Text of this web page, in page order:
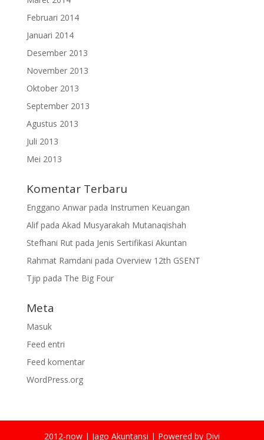
Februari 2014
Januari 2014
Desember 2013
November 2013
Oktober 2013
September 2013
Agustus 2013
Juli 2013
Mei 2013
Komentar Terbaru
Enggano Anwarpada Instrumen Keuangan
Alifpada Akad Musyarakah Mutanaqishah
Stefhani Rutpada Jenis Sertifikasi Akuntan
Rahmat Ramdani pada Overview 12th GSENT
Tjip pada The Big Four
Meta
Masuk
Feed entri
Feed komentar
WordPress.org
2012-now | Jago Akuntansi | Powered by Divi